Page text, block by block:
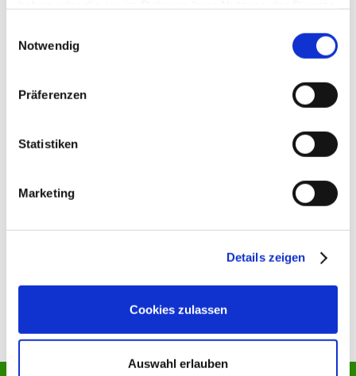
Notwendig
Präferenzen
Statistiken
Marketing
Details zeigen
Cookies zulassen
Auswahl erlauben
Heilpraktikerin für Osteopathie
für Kinder & Erwachsene
14552 Michendorf
Praxiszeiten
Mo. - Fr. nach telefonischer Vereinbarung
info@osteopathie-michendorf.de